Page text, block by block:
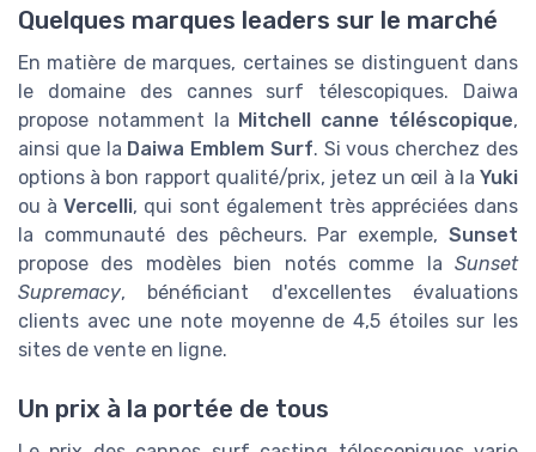
Quelques marques leaders sur le marché
En matière de marques, certaines se distinguent dans
le domaine des cannes surf télescopiques. Daiwa
propose notamment la Mitchell canne téléscopique,
ainsi que la Daiwa Emblem Surf. Si vous cherchez des
options à bon rapport qualité/prix, jetez un œil à la Yuki
ou àVercelli, qui sont également très appréciées dans
la communauté des pêcheurs. Par exemple, Sunset
propose des modèles bien notés comme la Sunset
Supremacy, bénéficiant d'excellentes évaluations
clients avec une note moyenne de 4,5 étoiles sur les
sites de vente en ligne.
Un prix à la portée de tous